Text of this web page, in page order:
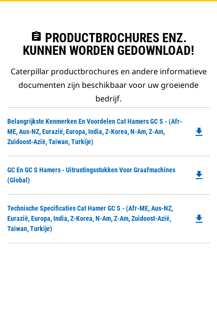
assignment PRODUCTBROCHURES ENZ.
KUNNEN WORDEN GEDOWNLOAD!
Caterpillar productbrochures en andere informatieve
documenten zijn beschikbaar voor uw groeiende
bedrijf.
Belangrijkste Kenmerken En Voordelen Cat Hamers GC S - (Afr-
ME, Aus-NZ, Eurazië, Europa, India, Z-Korea, N-Am, Z-Am,
Zuidoost-Azië, Taiwan, Turkije)
file_download
GC En GC S Hamers - Uitrustingsstukken Voor Graafmachines
(Global)
file_download
Technische Specificaties Cat Hamer GC S - (Afr-ME, Aus-NZ,
Eurazië, Europa, India, Z-Korea, N-Am, Z-Am, Zuidoost-Azië,
Taiwan, Turkije)
file_download